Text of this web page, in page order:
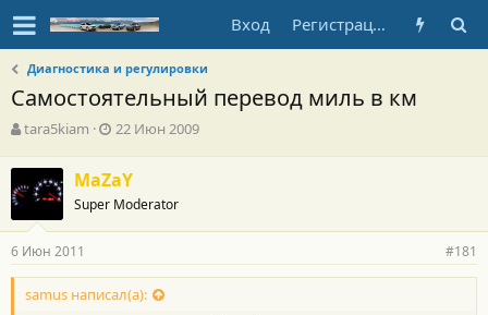
Вход Регистрация
Диагностика и регулировки
Самостоятельный перевод миль в км
А
т
о
т
е
м
ы
tara5kiam
Д
а
н
а
л
а
22 Июн 2009
MaZaY
Super Moderator
6 Июн 2011 #181
samus написал(а):